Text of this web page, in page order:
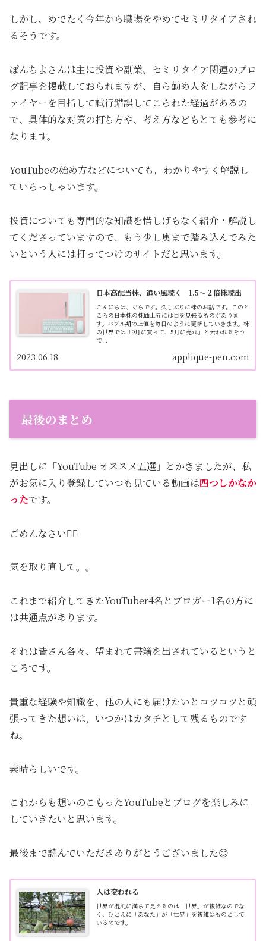
しかし、めでたく今年から職場をやめてセミリタイアされ
るそうです。
ぽんちよさんは主に投資や副業、セミリタイア関連のブロ
グ記事を掲載しておられますが、自ら勤め人をしながらフ
ァイヤーを目指して試行錯誤してこられた経過があるの
で、具体的な対策の打ち方や、考え方などもとても参考に
なります。
YouTubeの始め方などについても，わかりやすく解説し
ていらっしゃいます。
投資についても専門的な知識を惜しげもなく紹介・解説し
てくださっていますので、もう少し奥まで踏み込んでみた
いという人には打ってつけのサイトだと思います。
日本高配当株、追い風続く 1.5〜２倍株続出
こんにちは、ぐらです。久しぶりに株のお話です。このと
ころの日本株の株価上昇には目を見張るものがありま
す。バブル期の上値を毎日のように更新していきます。株
の世界では「9月に買って、5月に売れ」と云われるそう
で...
applique-pen.com
2023.06.18
最後のまとめ
見出しに「YouTube オススメ五選」とかきましたが、私
がお気に入り登録していつも見ている動画は四つしかなか
ったです。
ごめんなさい🙇‍♀️
気を取り直して。。
これまで紹介してきたYouTuber4名とブロガー1名の方に
は共通点があります。
それは皆さん各々、望まれて書籍を出されているというと
ころです。
貴重な経験や知識を、他の人にも届けたいとコツコツと頑
張ってきた想いは，いつかはカタチとして残るものです
ね。
素晴らしいです。
これからも想いのこもったYouTubeとブログを楽しみに
していきたいと思います。
最後まで読んでいただきありがとうございました😊
人は変われる
世界が混沌に満ちて見えるのは「世界」が複雑なのでな
く、ひとえに「あなた」が「世界」を複雑はものとして
いるのです。